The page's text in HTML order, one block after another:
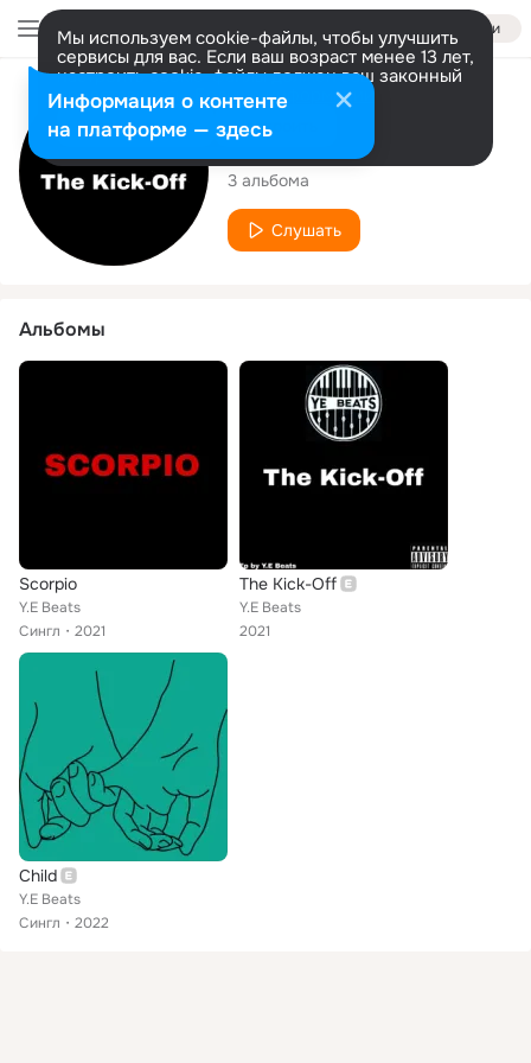
Войти
Мы используем cookie-файлы, чтобы улучшить
сервисы для вас. Если ваш возраст менее 13 лет,
настроить cookie-файлы должен ваш законный
представитель. Больше информации
Разрешить все Настроить
Исполнитель
Y.E Beats
3 альбома
Слушать
Альбомы
Scorpio
Y.E Beats
Сингл
2021
The Kick-Off
Y.E Beats
2021
Child
Y.E Beats
Сингл
2022
Информация о контенте
на платформе — здесь